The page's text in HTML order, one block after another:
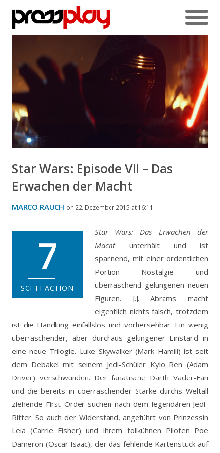
Star Wars: Episode VII – Das
Erwachen der Macht
MARCO RAUCH on 22. Dezember 2015 at 16:11
7
SCI-FI ACTION
Star Wars: Das Erwachen der
Machtunterhält und ist
spannend, mit einer ordentlichen
Portion Nostalgie und
überraschend gelungenen neuen
Figuren. J.J. Abrams macht
eigentlich nichts falsch, trotzdem
ist die Handlung einfallslos und vorhersehbar. Ein wenig
überraschender, aber durchaus gelungener Einstand in
eine neue Trilogie. Luke Skywalker (Mark Hamill) ist seit
dem Debakel mit seinem Jedi-Schüler Kylo Ren (Adam
Driver) verschwunden. Der fanatische Darth Vader-Fan
und die bereits in überraschender Stärke durchs Weltall
ziehende First Order suchen nach dem legendären Jedi-
Ritter. So auch der Widerstand, angeführt von Prinzessin
Leia (Carrie Fisher) und ihrem tollkühnen Piloten Poe
Dameron (Oscar Isaac), der das fehlende Kartenstück auf